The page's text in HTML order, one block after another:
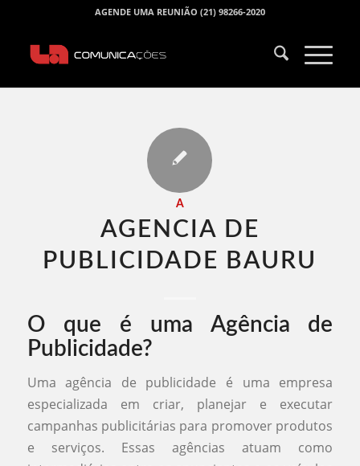
AGENDE UMA REUNIÃO (21) 98266-2020
A
AGENCIA DE
PUBLICIDADE BAURU​
O que é uma Agência de
Publicidade?
Uma agência de publicidade é uma empresa
especializada em criar, planejar e executar
campanhas publicitárias para promover produtos
e serviços. Essas agências atuam como